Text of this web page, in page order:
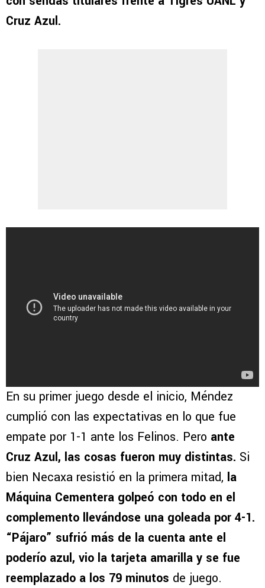
Cruz Azul.
En su primer juego desde el inicio, Méndez
cumplió con las expectativas en lo que fue
empate por 1-1 ante los Felinos. Pero ante
Cruz Azul, las cosas fueron muy distintas. Si
bien Necaxa resistió en la primera mitad, la
Máquina Cementera golpeó con todo en el
complemento llevándose una goleada por 4-1.
“Pájaro” sufrió más de la cuenta ante el
poderío azul, vio la tarjeta amarilla y se fue
reemplazado a los 79 minutos de juego.